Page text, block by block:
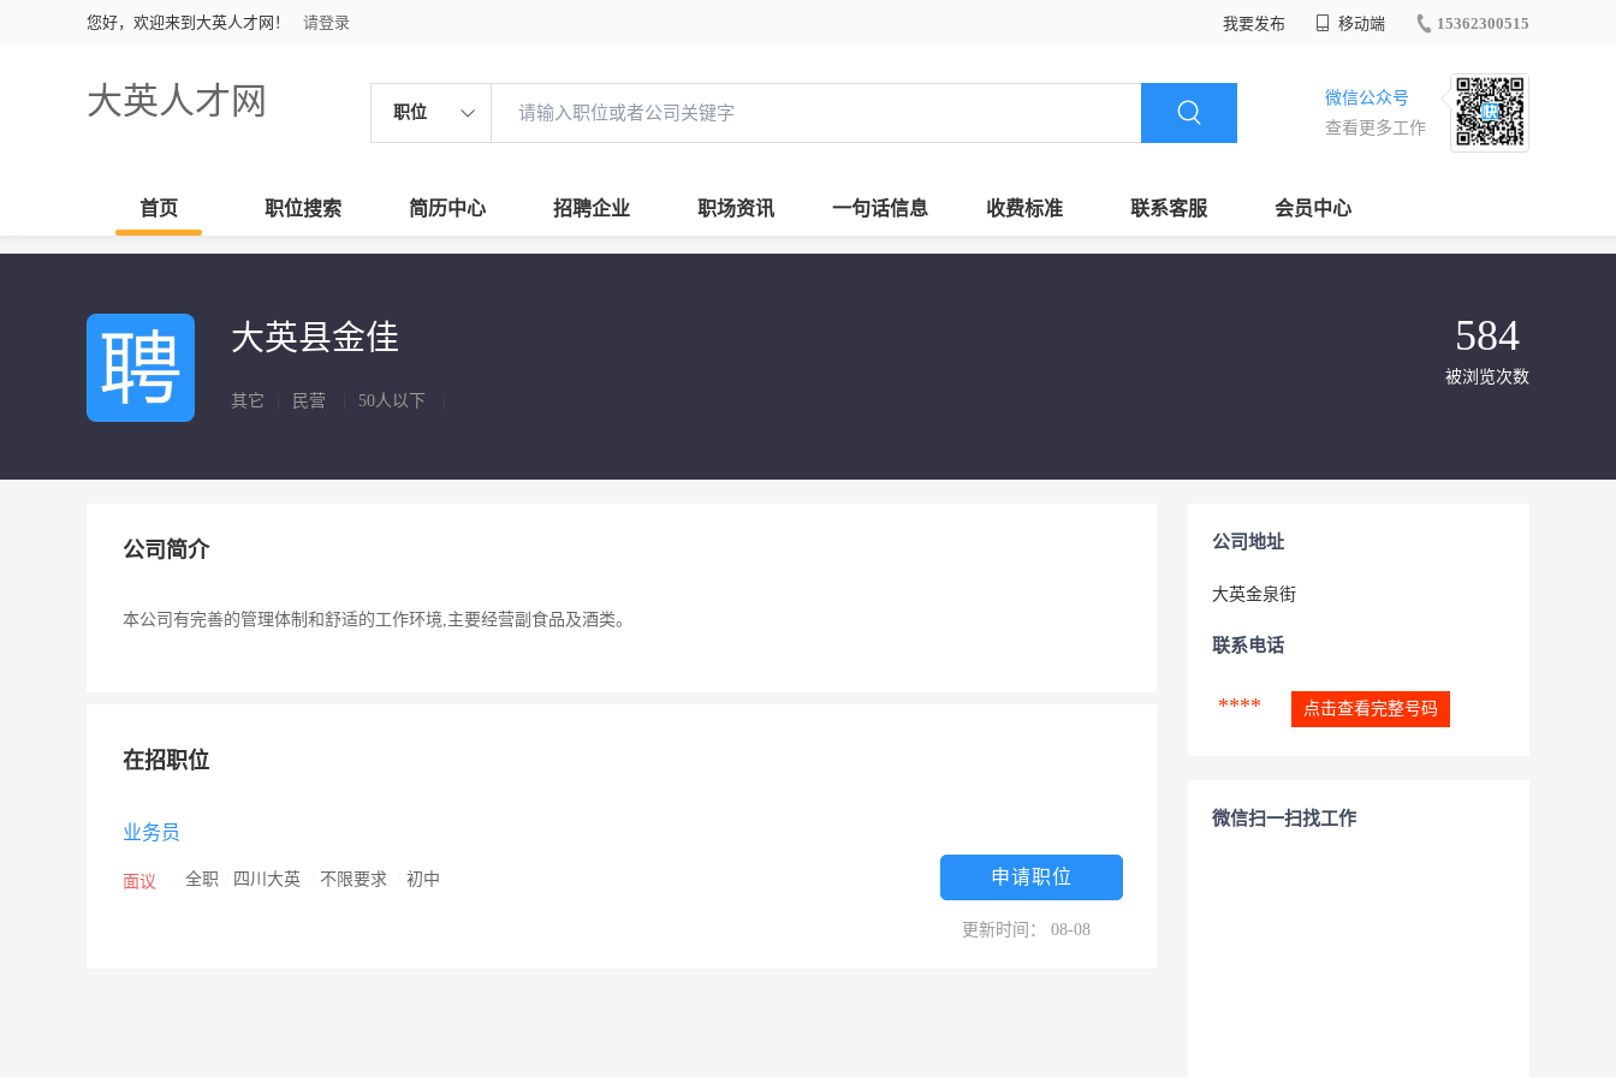
您好，欢迎来到大英人才网！ 请登录 我要发布 移动端 15362300515
大英人才网 职位
微信公众号
查看更多工作
首页 职位搜索 简历中心 招聘企业 职场资讯 一句话信息 收费标准 联系客服 会员中心
大英县金佳
其它 民营 50人以下
584
被浏览次数
公司简介
本公司有完善的管理体制和舒适的工作环境,主要经营副食品及酒类。
在招职位
业务员
面议 全职 四川大英 不限要求 初中 申请职位
更新时间： 08-08
公司地址
大英金泉街
联系电话
**** 点击查看完整号码
微信扫一扫找工作